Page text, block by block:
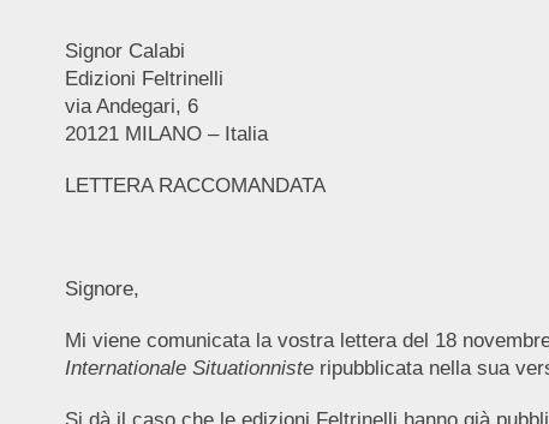
Signor Calabi
Edizioni Feltrinelli
via Andegari, 6
20121 MILANO – Italia
LETTERA RACCOMANDATA
Signore,
Mi viene comunicata la vostra lettera del 18
Internationale Situationnisteripubblicata nella sua